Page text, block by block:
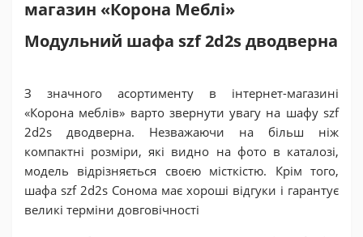
магазин «Корона Меблі»
Модульний шафа szf 2d2s дводверна
З значного асортименту в інтернет-магазині
«Корона меблів» варто звернути увагу на шафу szf
2d2s дводверна. Незважаючи на більш ніж
компактні розміри, які видно на фото в каталозі,
модель відрізняється своєю місткістю. Крім того,
шафа szf 2d2s Сонома має хороші відгуки і гарантує
великі терміни довговічності